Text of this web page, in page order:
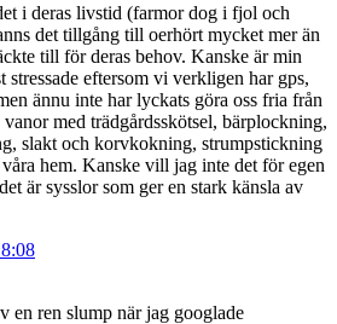
i deras livstid (farmor dog i fjol och
det tillgång till oerhört mycket mer än
till för deras behov. Kanske är min
stressade eftersom vi verkligen har gps,
ännu inte har lyckats göra oss fria från
med trädgårdsskötsel, bärplockning,
slakt och korvkokning, strumpstickning
hem. Kanske vill jag inte det för egen
är sysslor som ger en stark känsla av
en ren slump när jag googlade